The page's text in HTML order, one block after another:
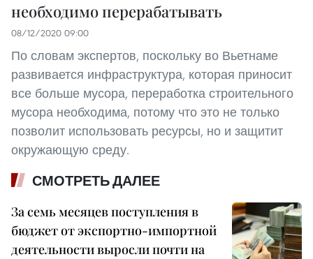
необходимо перерабатывать
08/12/2020 09:00
По словам экспертов, поскольку во Вьетнаме
развивается инфраструктура, которая приносит
все больше мусора, переработка строительного
мусора необходима, потому что это не только
позволит использовать ресурсы, но и защитит
окружающую среду.
СМОТРЕТЬ ДАЛЕЕ
За семь месяцев поступления в
бюджет от экспортно-импортной
деятельности выросли почти на